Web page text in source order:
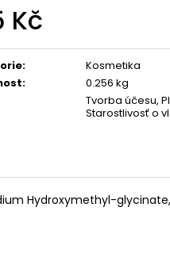
Kč
:
Kosmetika
:
0.256 kg
Tvorba účesu,
Starostlivosť o
Hydroxymethyl-